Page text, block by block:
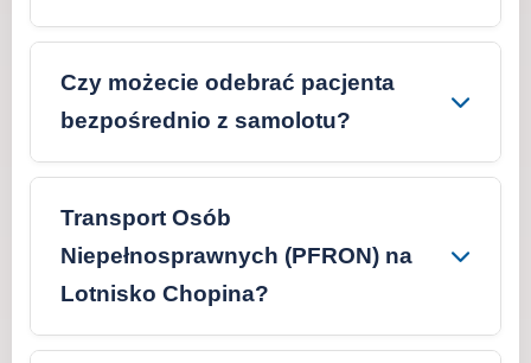
Czy możecie odebrać pacjenta
bezpośrednio z samolotu?
Transport Osób
Niepełnosprawnych (PFRON) na
Lotnisko Chopina?